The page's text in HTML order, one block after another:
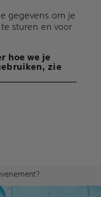
gegevens om je
sturen en voor
hoe we je
zie